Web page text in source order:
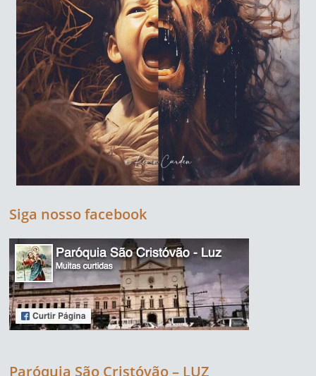
Siga nosso facebook
Paróquia São Cristóvão – LUZ